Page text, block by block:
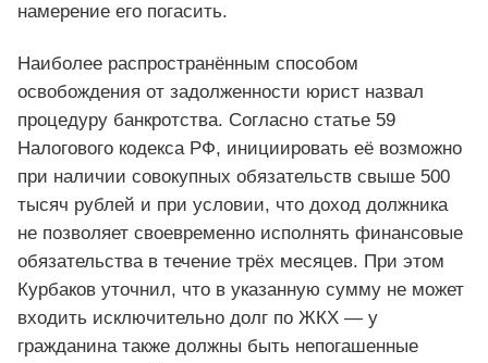
намерение его погасить.
Наиболее распространённым способом
освобождения от задолженности юрист назвал
процедуру банкротства. Согласно статье 59
Налогового кодекса РФ, инициировать её возможно
при наличии совокупных обязательств свыше 500
тысяч рублей и при условии, что доход должника
не позволяет своевременно исполнять финансовые
обязательства в течение трёх месяцев. При этом
Курбаков уточнил, что в указанную сумму не может
входить исключительно долг по ЖКХ — у
гражданина также должны быть непогашенные